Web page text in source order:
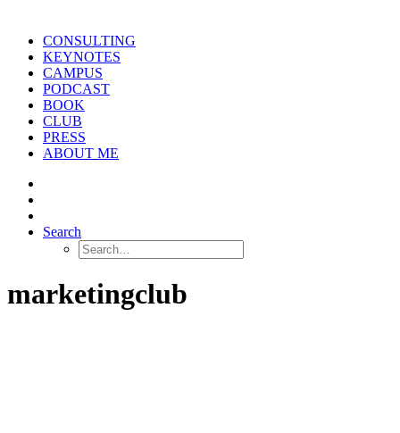
CONSULTING
KEYNOTES
CAMPUS
PODCAST
BOOK
CLUB
PRESS
ABOUT ME
Search
marketingclub